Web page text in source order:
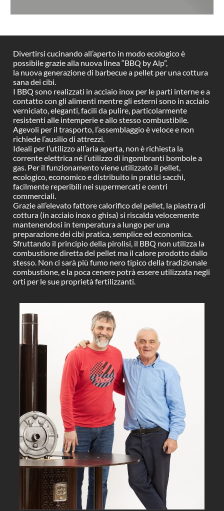
Divertirsi cucinando all’aperto in modo ecologico è
possibile grazie alla nuova linea “BBQ by Alp”,
la nuova generazione di barbecue a pellet per una cottura
sana dei cibi.
I BBQ sono realizzati in acciaio inox per le parti interne e a
contatto con gli alimenti mentre gli esterni sono in acciaio
verniciato, eleganti, facili da pulire, particolarmente
resistenti alle intemperie e allo stesso combustibile.
Agevoli per il trasporto, l’assemblaggio è veloce e non
richiede l’ausilio di attrezzi.
Ideali per l’utilizzo all’aria aperta, non è richiesta la
corrente elettrica né l’utilizzo di ingombranti bombole a
gas. Per il funzionamento viene utilizzato il pellet,
ecologico, economico e distribuito in pratici sacchi,
facilmente reperibili nei supermercati e centri
commerciali.
Grazie all’elevato fattore calorifico del pellet, la piastra di
cottura (in acciaio inox o ghisa) si riscalda velocemente
mantenendosi in temperatura a lungo per una
preparazione dei cibi pratica, semplice ed economica.
Sfruttando il principio della pirolisi, il BBQ non utilizza la
combustione diretta del pellet ma il calore prodotto dallo
stesso. Non ci sarà più fumo nero tipico della tradizionale
combustione, e la poca cenere potrà essere utilizzata negli
orti per le sue proprietà fertilizzanti.